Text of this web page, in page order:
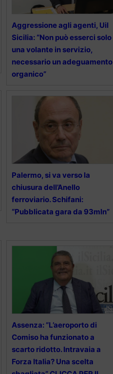
Aggressione agli agenti, Uil
Sicilia: “Non può esserci solo
una volante in servizio,
necessario un adeguamento
organico”
Palermo, si va verso la
chiusura dell’Anello
ferroviario. Schifani:
“Pubblicata gara da 93mln”
Assenza: “L’aeroporto di
Comiso ha funzionato a
scarto ridotto. Intravaia a
Forza Italia? Una scelta